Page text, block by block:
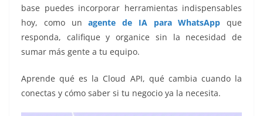
base puedes incorporar herramientas indispensables
hoy, como unagente de IA para WhatsApp que
responda, califique y organice sin la necesidad de
sumar más gente a tu equipo.
Aprende qué es la Cloud API, qué cambia cuando la
conectas y cómo saber si tu negocio ya la necesita.